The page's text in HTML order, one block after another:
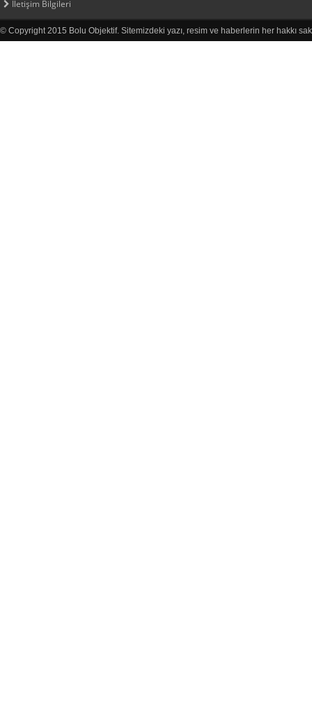
İletişim Bilgileri
© Copyright 2015 Bolu Objektif. Sitemizdeki yazı, resim ve haberlerin her hakkı